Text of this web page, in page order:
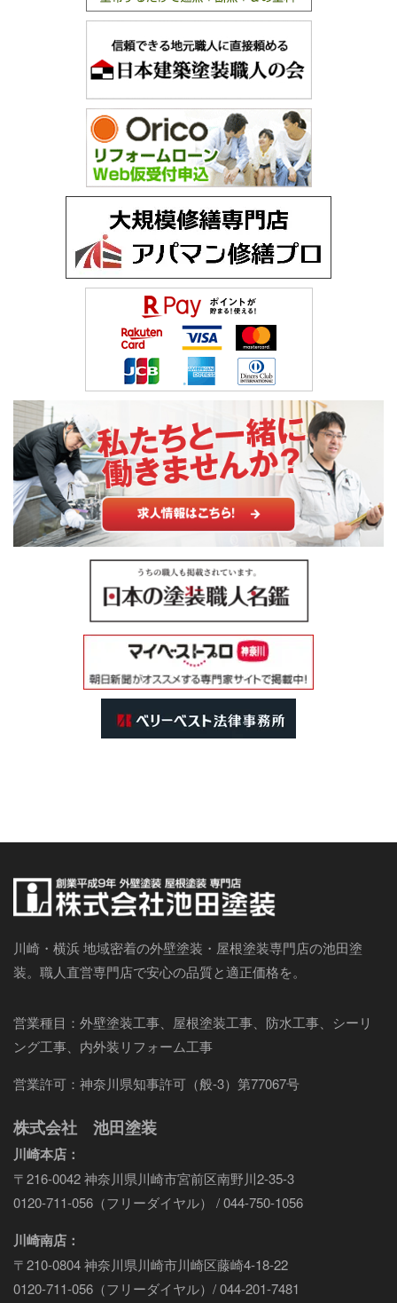
川崎・横浜 地域密着の外壁塗装・屋根塗装専門店の池田塗
装。職人直営専門店で安心の品質と適正価格を。
営業種目：外壁塗装工事、屋根塗装工事、防水工事、シーリ
ング工事、内外装リフォーム工事
営業許可：神奈川県知事許可（般-3）第77067号
株式会社 池田塗装
川崎本店：
〒216-0042 神奈川県川崎市宮前区南野川2-35-3
0120-711-056（フリーダイヤル） / 044-750-1056
川崎南店：
〒210-0804 神奈川県川崎市川崎区藤崎4-18-22
0120-711-056（フリーダイヤル）/ 044-201-7481